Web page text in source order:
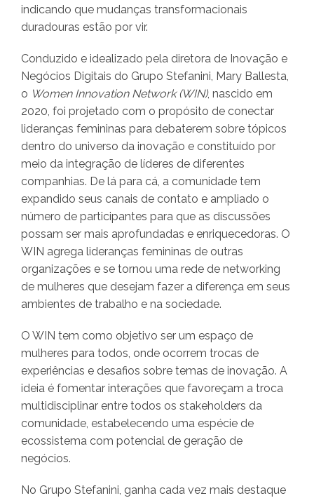
indicando que mudanças transformacionais
duradouras estão por vir.
Conduzido e idealizado pela diretora de Inovação e
Negócios Digitais do Grupo Stefanini, Mary Ballesta,
o Women Innovation Network (WIN), nascido em
2020, foi projetado com o propósito de conectar
lideranças femininas para debaterem sobre tópicos
dentro do universo da inovação e constituído por
meio da integração de líderes de diferentes
companhias. De lá para cá, a comunidade tem
expandido seus canais de contato e ampliado o
número de participantes para que as discussões
possam ser mais aprofundadas e enriquecedoras. O
WIN agrega lideranças femininas de outras
organizações e se tornou uma rede de networking
de mulheres que desejam fazer a diferença em seus
ambientes de trabalho e na sociedade.
O WIN tem como objetivo ser um espaço de
mulheres para todos, onde ocorrem trocas de
experiências e desafios sobre temas de inovação. A
ideia é fomentar interações que favoreçam a troca
multidisciplinar entre todos os stakeholders da
comunidade, estabelecendo uma espécie de
ecossistema com potencial de geração de
negócios.
No Grupo Stefanini, ganha cada vez mais destaque